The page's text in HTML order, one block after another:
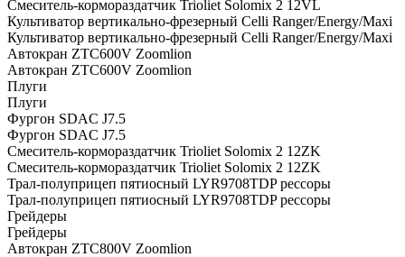
Смеситель-кормораздатчик Trioliet Solomix 2 12VL
Культиватор вертикально-фрезерный Celli Ranger/Energy/Maxi
Культиватор вертикально-фрезерный Celli Ranger/Energy/Maxi
Автокран ZTC600V Zoomlion
Автокран ZTC600V Zoomlion
Плуги
Плуги
Фургон SDAC J7.5
Фургон SDAC J7.5
Смеситель-кормораздатчик Trioliet Solomix 2 12ZK
Смеситель-кормораздатчик Trioliet Solomix 2 12ZK
Трал-полуприцеп пятиосный LYR9708TDP рессоры
Трал-полуприцеп пятиосный LYR9708TDP рессоры
Грейдеры
Грейдеры
Автокран ZTC800V Zoomlion